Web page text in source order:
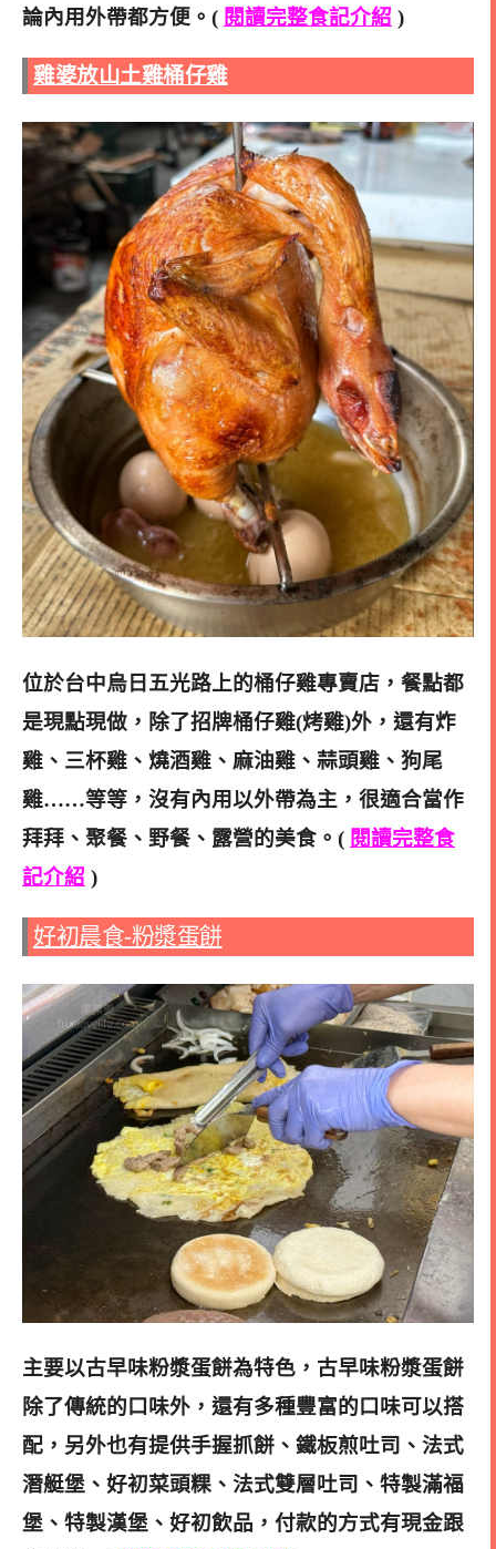
論內用外帶都方便。( 閱讀完整食記介紹 )
雞婆放山土雞桶仔雞
位於台中烏日五光路上的桶仔雞專賣店，餐點都
是現點現做，除了招牌桶仔雞(烤雞)外，還有炸
雞、三杯雞、燒酒雞、麻油雞、蒜頭雞、狗尾
雞……等等 ，沒有內用以外帶為主，很適合當作
拜拜、聚餐、野餐、露營的美食。( 閱讀完整食
記介紹 )
好初晨食-粉漿蛋餅
主要以古早味粉漿蛋餅為特色，古早味粉漿蛋餅
除了傳統的口味外，還有多種豐富的口味可以搭
配，另外也有提供手握抓餅、鐵板煎吐司、法式
潛艇堡、好初菜頭粿、法式雙層吐司、特製滿福
堡、特製漢堡、好初飲品，付款的方式有現金跟